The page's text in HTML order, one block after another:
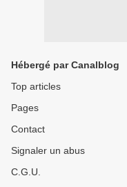
Hébergé par Canalblog
Top articles
Pages
Contact
Signaler un abus
C.G.U.